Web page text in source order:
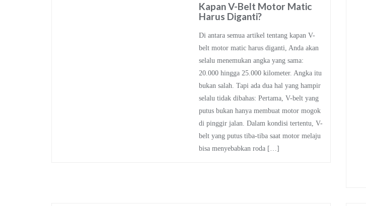
Kapan V-Belt Motor Matic
Harus Diganti?
Di antara semua artikel tentang kapan V-
belt motor matic harus diganti, Anda akan
selalu menemukan angka yang sama:
20.000 hingga 25.000 kilometer. Angka itu
bukan salah. Tapi ada dua hal yang hampir
selalu tidak dibahas: Pertama, V-belt yang
putus bukan hanya membuat motor mogok
di pinggir jalan. Dalam kondisi tertentu, V-
belt yang putus tiba-tiba saat motor melaju
bisa menyebabkan roda […]